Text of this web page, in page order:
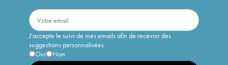
J'accepte le suivi de mes emails afin de recevoir des
suggestions personnalisées
Oui
Non